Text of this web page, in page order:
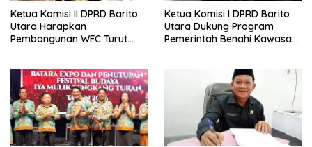
Ketua Komisi II DPRD Barito
Utara Harapkan
Pembangunan WFC Turut
Ketua Komisi I DPRD Barito
Utara Dukung Program
Pemerintah Benahi Kawasan